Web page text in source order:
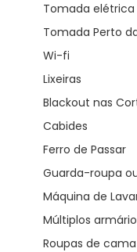
Tomada
Tomada Perto
Wi-fi
Lixeiras
Blackout nas
Cabides
Ferro de Passar
Guarda-roupa
Máquina de
Múltiplos
Roupas de cama